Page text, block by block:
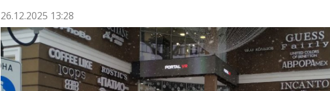
26.12.2025 13:28